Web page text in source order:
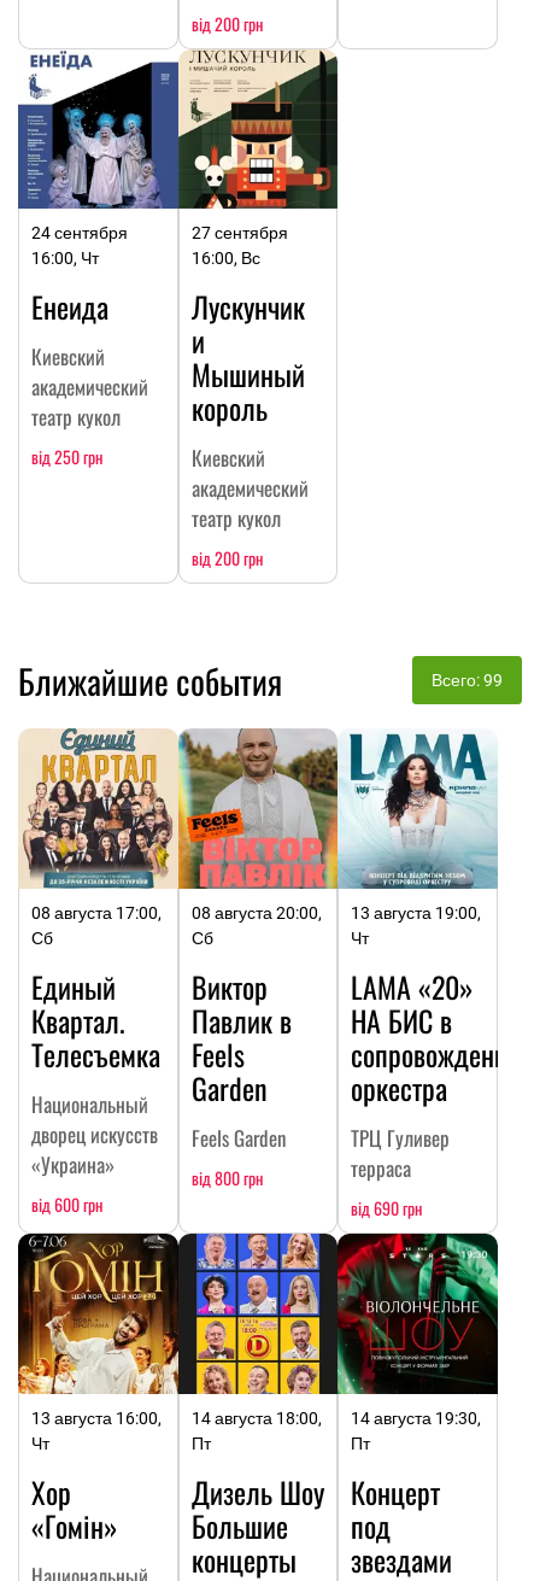
від 200 грн
24 сентября
16:00, Чт
Енеида
Киевский
академический
театр кукол
від 250 грн
27 сентября
16:00, Вс
Лускунчик
и
Мышиный
король
Киевский
академический
театр кукол
від 200 грн
Ближайшие события Всего: 99
08 августа 17:00,
Сб
Единый
Квартал.
Телесъемка
Национальный
дворец искусств
«Украина»
від 600 грн
08 августа 20:00,
Сб
Виктор
Павлик в
Feels
Garden
Feels Garden
від 800 грн
13 августа 19:00,
Чт
LAMA «20»
НА БИC в
сопровождении
оркестра
ТРЦ Гуливер
терраса
від 690 грн
13 августа 16:00,
Чт
Хор
«Гомін»
14 августа 18:00,
Пт
Дизель Шоу
Большие
концерты
14 августа 19:30,
Пт
Концерт
под
звездами